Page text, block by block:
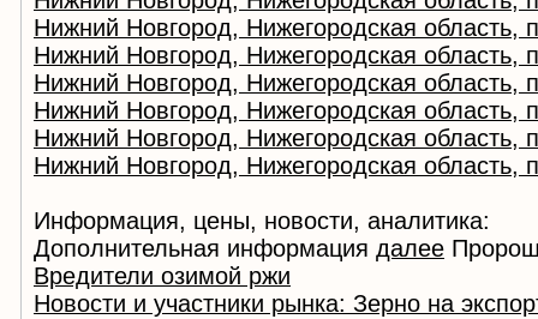
Нижний Новгород, Нижегородская область,
Нижний Новгород, Нижегородская область,
Нижний Новгород, Нижегородская область,
Нижний Новгород, Нижегородская область,
Нижний Новгород, Нижегородская область,
Нижний Новгород, Нижегородская область,
Информация, цены, новости, аналитика:
Дополнительная информация далее
Вредители озимой ржи
Новости и участники рынка: Зерно на